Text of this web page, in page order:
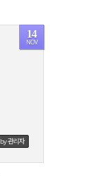
14
NOV
by 관리자